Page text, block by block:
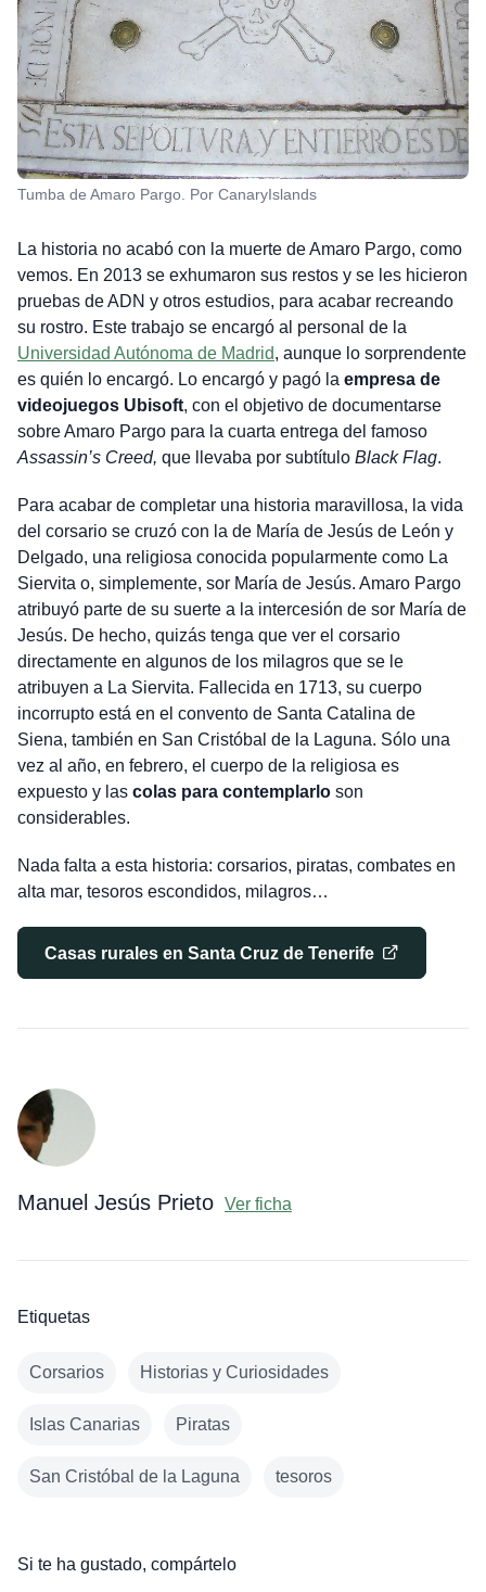
Tumba de Amaro Pargo. Por CanaryIslands
La historia no acabó con la muerte de Amaro Pargo, como
vemos. En 2013 se exhumaron sus restos y se les hicieron
pruebas de ADN y otros estudios, para acabar recreando
su rostro. Este trabajo se encargó al personal de la
Universidad Autónoma de Madrid, aunque lo sorprendente
es quién lo encargó. Lo encargó y pagó la empresa de
videojuegos Ubisoft, con el objetivo de documentarse
sobre Amaro Pargo para la cuarta entrega del famoso
Assassin’s Creed, que llevaba por subtítuloBlack Flag.
Para acabar de completar una historia maravillosa, la vida
del corsario se cruzó con la de María de Jesús de León y
Delgado, una religiosa conocida popularmente como La
Siervita o, simplemente, sor María de Jesús. Amaro Pargo
atribuyó parte de su suerte a la intercesión de sor María de
Jesús. De hecho, quizás tenga que ver el corsario
directamente en algunos de los milagros que se le
atribuyen a La Siervita. Fallecida en 1713, su cuerpo
incorrupto está en el convento de Santa Catalina de
Siena, también en San Cristóbal de la Laguna. Sólo una
vez al año, en febrero, el cuerpo de la religiosa es
expuesto y las colas para contemplarloson
considerables.
Nada falta a esta historia: corsarios, piratas, combates en
alta mar, tesoros escondidos, milagros…
Casas rurales en Santa Cruz de Tenerife
Manuel Jesús Prieto Ver ficha
Etiquetas
Corsarios Historias y Curiosidades
Islas Canarias Piratas
San Cristóbal de la Laguna tesoros
Si te ha gustado, compártelo